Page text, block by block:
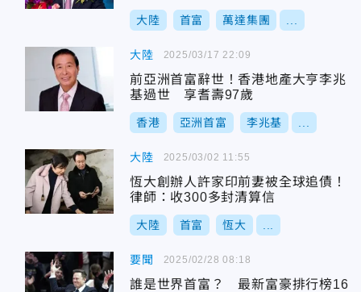
大陸 首富 萬達集團
大陸
前亞洲首富辭世！香港地產大亨李兆
基過世 享耆壽97歲
香港 亞洲首富 李兆基
2025/03/17 22:09
大陸
恆大創辦人許家印前妻被全球追債！
律師：收300多封清算信
大陸 首富 恆大
2025/03/02 11:55
要聞
誰是世界首富？ 最新富豪排行榜16
2025/02/28 08:18